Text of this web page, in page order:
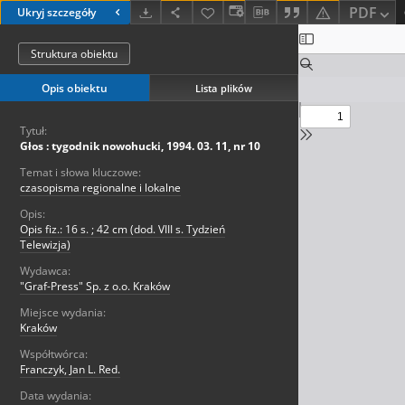
Ukryj szczegóły PDF
Struktura obiektu
Opis obiektu Lista plików
Tytuł:
Głos : tygodnik nowohucki, 1994. 03. 11, nr 10
Temat i słowa kluczowe:
czasopisma regionalne i lokalne
Opis:
Opis fiz.: 16 s. ; 42 cm (dod. VIII s. Tydzień
Telewizja)
Wydawca:
"Graf-Press" Sp. z o.o. Kraków
Miejsce wydania:
Kraków
Współtwórca:
Franczyk, Jan L. Red.
Data wydania: